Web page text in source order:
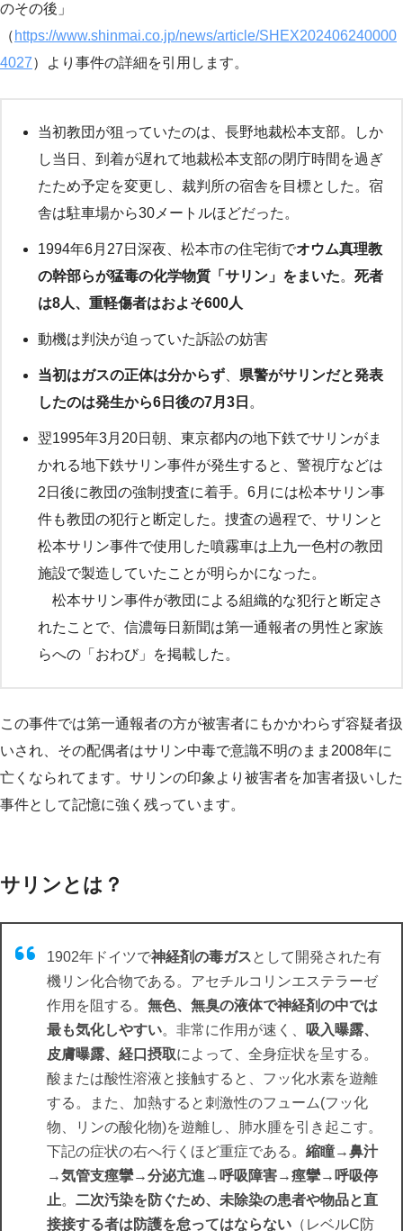
のその後」
（ https://www.shinmai.co.jp/news/article/SHEX202406240000
4027）より事件の詳細を引用します。
当初教団が狙っていたのは、長野地裁松本支部。しか
し当日、到着が遅れて地裁松本支部の閉庁時間を過ぎ
たため予定を変更し、裁判所の宿舎を目標とした。宿
舎は駐車場から30メートルほどだった。
1994年6月27日深夜、松本市の住宅街でオウム真理教
の幹部らが猛毒の化学物質「サリン」をまいた。 死者
は8人、重軽傷者はおよそ600人
動機は判決が迫っていた訴訟の妨害
当初はガスの正体は分からず
県警がサリンだと発表
したのは発生から6日後の7月3日 。
翌1995年3月20日朝、東京都内の地下鉄でサリンがま
かれる地下鉄サリン事件が発生すると、警視庁などは
2日後に教団の強制捜査に着手。6月には松本サリン事
件も教団の犯行と断定した。捜査の過程で、サリンと
松本サリン事件で使用した噴霧車は上九一色村の教団
施設で製造していたことが明らかになった。
松本サリン事件が教団による組織的な犯行と断定さ
れたことで、信濃毎日新聞は第一通報者の男性と家族
らへの「おわび」を掲載した。
この事件では第一通報者の方が被害者にもかかわらず容疑者扱
いされ、その配偶者はサリン中毒で意識不明のまま2008年に
亡くなられてます。サリンの印象より被害者を加害者扱いした
事件として記憶に強く残っています。
サリンとは？
1902年ドイツで神経剤の毒ガスとして開発された有
機リン化合物である。アセチルコリンエステラーゼ
作用を阻する。 無色、無臭の液体で神経剤の中では
最も気化しやすい。非常に作用が速く、
吸入曝露、
皮膚曝露、経口摂取によって、全身症状を呈する。
酸または酸性溶液と接触すると、フッ化水素を遊離
する。また、加熱すると刺激性のフューム(フッ化
物、リンの酸化物)を遊離し、肺水腫を引き起こす。
下記の症状の右へ行くほど重症である。 縮瞳→鼻汁
→気管支痙攣→分泌亢進→呼吸障害→痙攣→呼吸停
止。 二次汚染を防ぐため、未除染の患者や物品と直
接接する者は防護を怠ってはならない （レベルC防